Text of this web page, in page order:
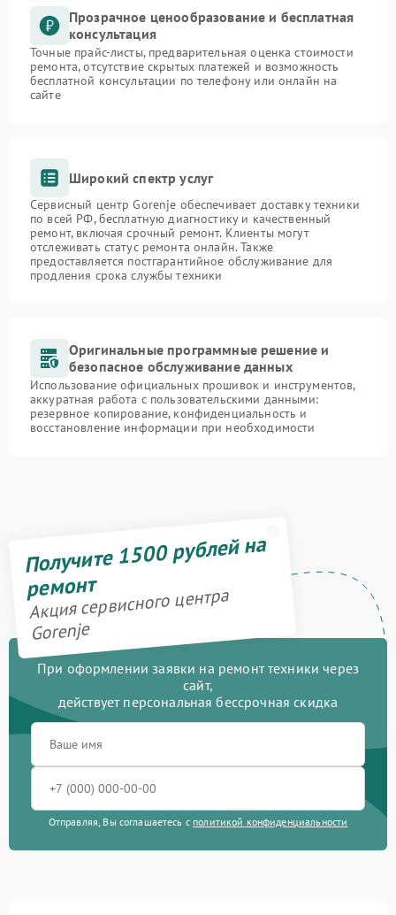
Прозрачное ценообразование и бесплатная
консультация
Точные прайс-листы, предварительная оценка стоимости
ремонта, отсутствие скрытых платежей и возможность
бесплатной консультации по телефону или онлайн на
сайте
Широкий спектр услуг
Сервисный центр Gorenje обеспечивает доставку техники
по всей РФ, бесплатную диагностику и качественный
ремонт, включая срочный ремонт. Клиенты могут
отслеживать статус ремонта онлайн. Также
предоставляется постгарантийное обслуживание для
продления срока службы техники
Оригинальные программные решение и
безопасное обслуживание данных
Использование официальных прошивок и инструментов,
аккуратная работа с пользовательскими данными:
резервное копирование, конфиденциальность и
восстановление информации при необходимости
Получите 1500 рублей на
ремонт
Акция сервисного центра
Gorenje
При оформлении заявки на ремонт техники через
сайт,
действует персональная бессрочная скидка
Отправляя, Вы соглашаетесь с политикой конфиденциальности